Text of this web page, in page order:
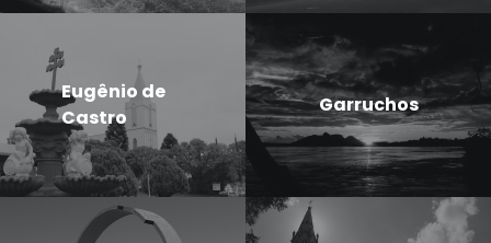
Eugênio de
Castro
Garruchos